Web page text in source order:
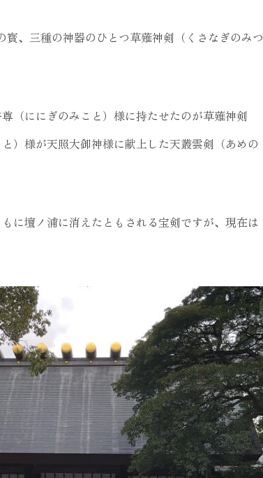
、三種の神器のひとつ草薙神剣（くさなぎのみつ
（ににぎのみこと）様に持たせたのが草薙神剣
）様が天照大御神様に献上した天叢雲剣（あめの
に壇ノ浦に消えたともされる宝剣ですが、現在は